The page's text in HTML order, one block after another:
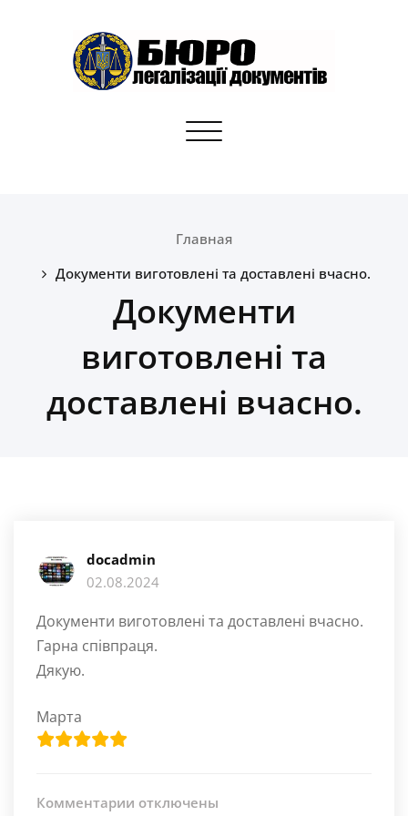
Бюро легалізації документів
Апостилі, переклади, отримання документів для
Toggle
Главная
Документи виготовлені та доставлені вчасно.
Документи
виготовлені та
доставлені вчасно.
docadmin
02.08.2024
Документи виготовлені та доставлені вчасно.
Гарна співпраця.
Дякую.
Марта
Комментарии котключены